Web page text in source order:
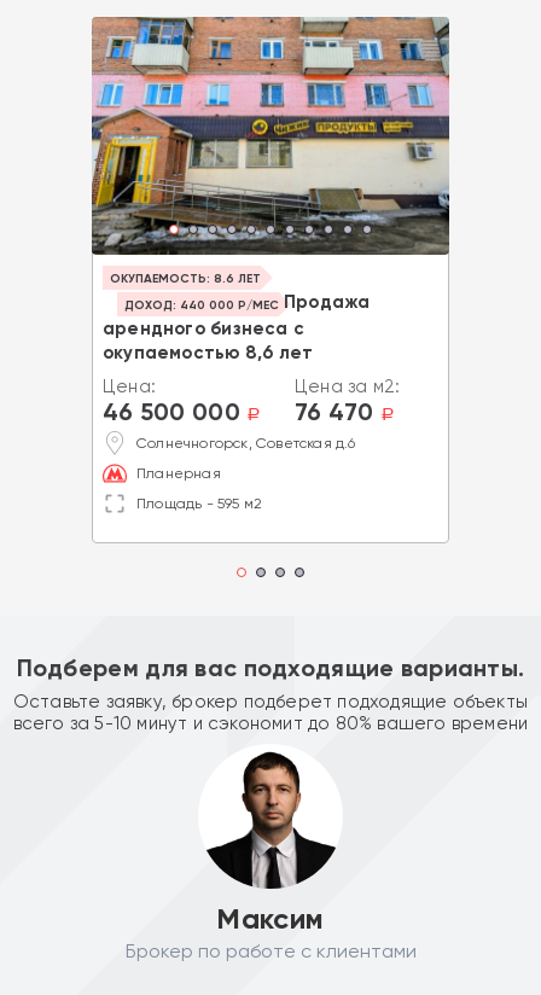
ОКУПАЕМОСТЬ: 8.6 ЛЕТ
ДОХОД: 440 000 Р/МЕС Продажа
арендного бизнеса с
окупаемостью 8,6 лет
Цена:
46 500 000 a
Цена за м2:
76 470 a
Солнечногорск, Советская д.6
Планерная
Площадь - 595 м2
Подберем для вас подходящие варианты.
Оставьте заявку, брокер подберет подходящие объекты
всего за 5-10 минут и сэкономит до 80% вашего времени
Максим
Брокер по работе с клиентами